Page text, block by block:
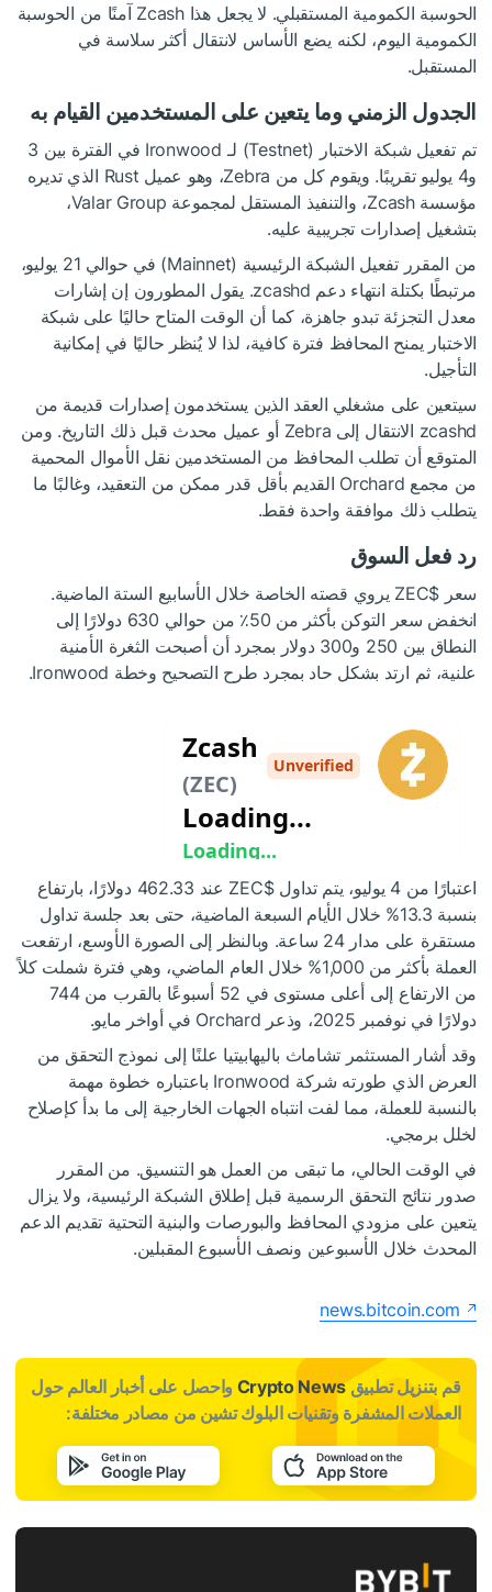
الحوسبة الكمومية المستقبلي. لا يجعل هذا Zcash آمنًا من الحوسبة
الكمومية اليوم، لكنه يضع الأساس لانتقال أكثر سلاسة في
المستقبل.
الجدول الزمني وما يتعين على المستخدمين القيام به
تم تفعيل شبكة الاختبار (Testnet) لـ Ironwood في الفترة بين 3
و4 يوليو تقريبًا. ويقوم كل من Zebra، وهو عميل Rust الذي تديره
مؤسسة Zcash، والتنفيذ المستقل لمجموعة Valar Group،
بتشغيل إصدارات تجريبية عليه.
من المقرر تفعيل الشبكة الرئيسية (Mainnet) في حوالي 21 يوليو،
مرتبطًا بكتلة انتهاء دعم zcashd. يقول المطورون إن إشارات
معدل التجزئة تبدو جاهزة، كما أن الوقت المتاح حاليًا على شبكة
الاختبار يمنح المحافظ فترة كافية، لذا لا يُنظر حاليًا في إمكانية
التأجيل.
سيتعين على مشغلي العقد الذين يستخدمون إصدارات قديمة من
zcashd الانتقال إلى Zebra أو عميل محدث قبل ذلك التاريخ. ومن
المتوقع أن تطلب المحافظ من المستخدمين نقل الأموال المحمية
من مجمع Orchard القديم بأقل قدر ممكن من التعقيد، وغالبًا ما
يتطلب ذلك موافقة واحدة فقط.
رد فعل السوق
سعر $ZEC
يروي قصته الخاصة خلال الأسابيع الستة الماضية.
انخفض سعر التوكن بأكثر من 50٪ من حوالي 630 دولارًا إلى
النطاق بين 250 و300 دولار بمجرد أن أصبحت الثغرة الأمنية
علنية، ثم ارتد بشكل حاد بمجرد طرح التصحيح وخطة Ironwood.
اعتبارًا من 4 يوليو، يتم تداول $ZEC
عند 462.33 دولارًا، بارتفاع
بنسبة 13.3% خلال الأيام السبعة الماضية، حتى بعد جلسة تداول
مستقرة على مدار 24 ساعة. وبالنظر إلى الصورة الأوسع، ارتفعت
العملة بأكثر من 1,000% خلال العام الماضي، وهي فترة شملت كلاً
من الارتفاع إلى أعلى مستوى في 52 أسبوعًا بالقرب من 744
دولارًا في نوفمبر 2025، وذعر Orchard في أواخر مايو.
وقد أشار المستثمر تشاماث باليهابيتيا علنًا إلى نموذج التحقق من
العرض الذي طورته شركة Ironwood باعتباره خطوة مهمة
بالنسبة للعملة، مما لفت انتباه الجهات الخارجية إلى ما بدأ كإصلاح
لخلل برمجي.
في الوقت الحالي، ما تبقى من العمل هو التنسيق. من المقرر
صدور نتائج التحقق الرسمية قبل إطلاق الشبكة الرئيسية، ولا يزال
يتعين على مزودي المحافظ والبورصات والبنية التحتية تقديم الدعم
المحدث خلال الأسبوعين ونصف الأسبوع المقبلين.
news.bitcoin.com
قم بتنزيل تطبيقCrypto News واحصل على أخبار العالم حول
العملات المشفرة وتقنيات البلوك تشين من مصادر مختلفة: